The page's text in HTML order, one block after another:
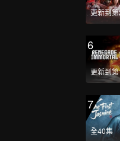
更新到
6
更新到
7
全40集